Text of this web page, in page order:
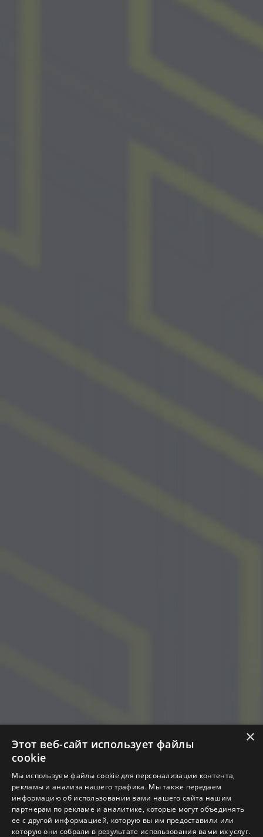
×
Этот веб-сайт использует файлы
cookie
Мы используем файлы cookie для персонализации контента,
рекламы и анализа нашего трафика. Мы также передаем
информацию об использовании вами нашего сайта нашим
партнерам по рекламе и аналитике, которые могут объединять
ее с другой информацией, которую вы им предоставили или
которую они собрали в результате использования вами их услуг.